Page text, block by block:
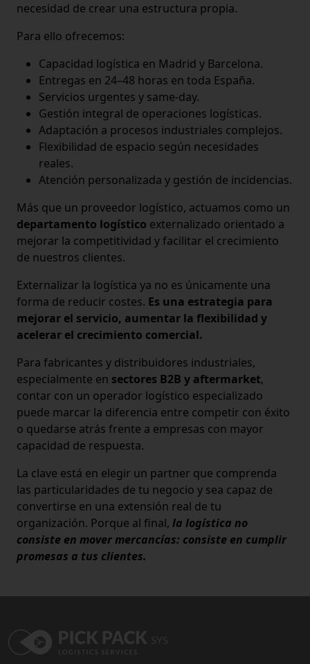
necesidad de crear una estructura propia.
Para ello ofrecemos:
Capacidad logística en Madrid y Barcelona.
Entregas en 24–48 horas en toda España.
Servicios urgentes y same-day.
Gestión integral de operaciones logísticas.
Adaptación a procesos industriales complejos.
Flexibilidad de espacio según necesidades
reales.
Atención personalizada y gestión de incidencias.
Más que un proveedor logístico, actuamos como un
departamento logístico externalizado orientado a
mejorar la competitividad y facilitar el crecimiento
de nuestros clientes.
Externalizar la logística ya no es únicamente una
forma de reducir costes. Es una estrategia para
mejorar el servicio, aumentar la flexibilidad y
acelerar el crecimiento comercial.
Para fabricantes y distribuidores industriales,
especialmente en sectores B2B y aftermarket,
contar con un operador logístico especializado
puede marcar la diferencia entre competir con éxito
o quedarse atrás frente a empresas con mayor
capacidad de respuesta.
La clave está en elegir un partner que comprenda
las particularidades de tu negocio y sea capaz de
convertirse en una extensión real de tu
organización. Porque al final, la logística no
consiste en mover mercancías: consiste en cumplir
promesas a tus clientes.